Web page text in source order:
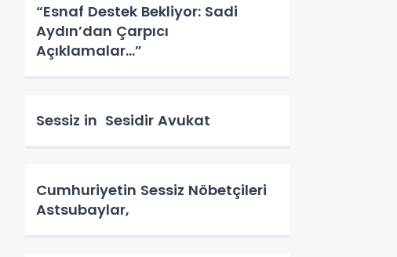
“Esnaf Destek Bekliyor: Sadi
Aydın’dan Çarpıcı
Açıklamalar…”
Sessiz in Sesidir Avukat
Cumhuriyetin Sessiz Nöbetçileri
Astsubaylar,